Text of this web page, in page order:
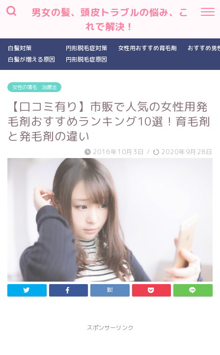
男女の髪、頭皮トラブルの悩み、こ
れで解決！
白髪対策
白髪が増える原因
円形脱毛症対策
円形脱毛症原因
女性用おすすめ育毛剤 おすすめ男
女性の薄毛 治療法
【口コミ有り】市販で人気の女性用発
毛剤おすすめランキング10選！育毛剤
と発毛剤の違い
2016年10月3日 / 2020年9月28日
スポンサーリンク